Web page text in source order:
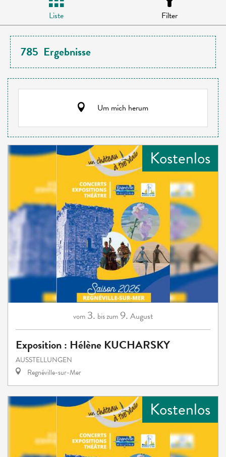
Liste Filter
785 Ergebnisse
Um mich herum
Kostenlos
vom 3. bis zum9. August
Exposition : Hélène KUCHARSKY
AUSSTELLUNGEN
Regnéville-sur-Mer
Kostenlos